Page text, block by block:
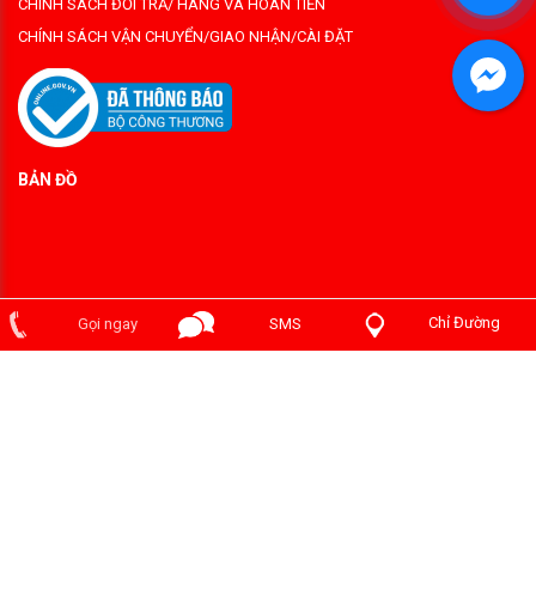
CHÍNH SÁCH ĐỔI TRẢ/ HÀNG VÀ HOÀN TIỀN
CHÍNH SÁCH VẬN CHUYỂN/GIAO NHẬN/CÀI ĐẶT
BẢN ĐỒ
Gọi ngay SMS Chỉ Đường